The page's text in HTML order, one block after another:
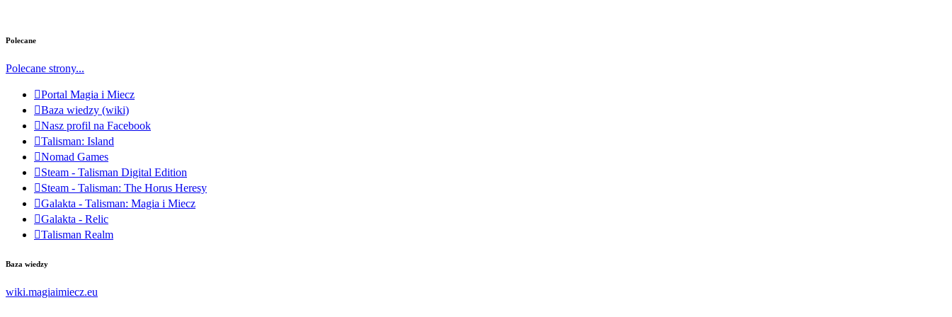
Polecane
Polecane strony...
Portal Magia i Miecz
Baza wiedzy (wiki)
Nasz profil na Facebook
Talisman: Island
Nomad Games
Steam - Talisman Digital Edition
Steam - Talisman: The Horus Heresy
Galakta - Talisman: Magia i Miecz
Galakta - Relic
Talisman Realm
Baza wiedzy
wiki.magiaimiecz.eu